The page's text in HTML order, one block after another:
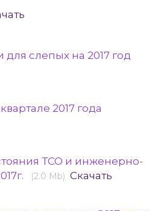
слепых на 2017 год
2017 года
ТСО и инженерно-
(2.0 Mb) Скачать